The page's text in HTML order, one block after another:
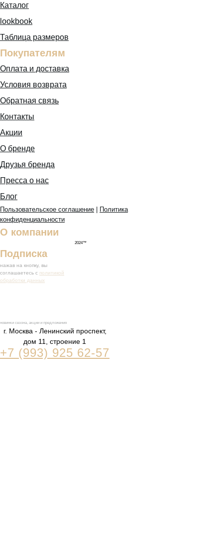
Каталог
lookbook
Таблица размеров
Покупателям
Оплата и доставка
Условия возврата
Обратная связь
Контакты
Акции
О бренде
Друзья бренда
Пресса о нас
Блог
Пользовательское соглашение
Политика
конфиденциальности
О компании
2024™
Подписка
нажав на кнопку, вы
соглашаетесь с политикой
обработки данных
новинки сезона, акции и предложения
г. Москва - Ленинский проспект,
дом 11, строение 1
+7 (993) 925 62-57